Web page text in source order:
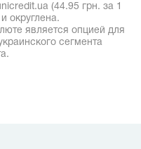
(44.95 грн. за 1
округлена.
является опцией для
сегмента